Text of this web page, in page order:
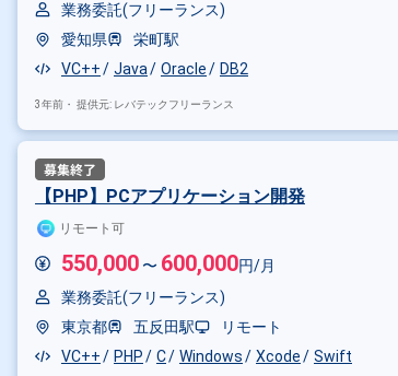
業務委託(フリーランス)
愛知県
栄町駅
VC++
Java Oracle DB2
3年前・ 提供元: レバテックフリーランス
【PHP】PCアプリケーション開発
リモート可
550,000 〜 600,000円/月
業務委託(フリーランス)
東京都
五反田駅
リモート
VC++
PHP C Windows Xcode
Swift